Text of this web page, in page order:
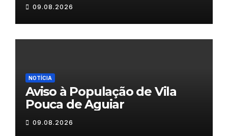
09.08.2026
NOTÍCIA
Aviso à População de Vila
Pouca de Aguiar
09.08.2026